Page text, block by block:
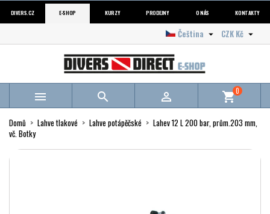
DIVERS.CZ E-SHOP KURZY PRODEJNY O NÁS KONTAKTY
CZK Kč 
Čeština 
   shopping_cart0
Domů Lahve tlakové Lahve potápěčské
Lahev 12 L 200 bar, prům.203 mm,
vč. Botky